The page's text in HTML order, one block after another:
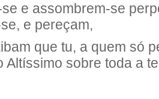
e assombrem-se
e pereçam,
que tu, a quem só
Altíssimo sobre toda a